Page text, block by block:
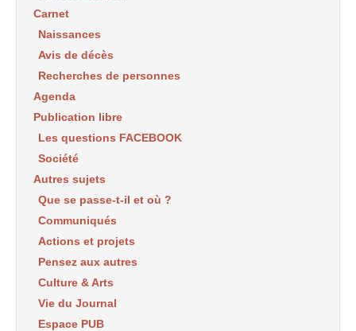
Carnet
Naissances
Avis de décès
Recherches de personnes
Agenda
Publication libre
Les questions FACEBOOK
Société
Autres sujets
Que se passe-t-il et où ?
Communiqués
Actions et projets
Pensez aux autres
Culture & Arts
Vie du Journal
Espace PUB